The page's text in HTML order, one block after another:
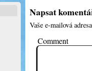
Napsat
Vaše e-mailová
Comment